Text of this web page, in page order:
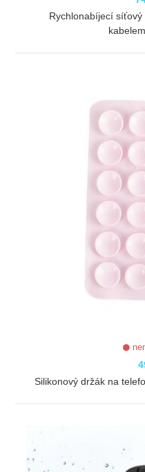
Rychlonabíjecí
Silikonový držák na